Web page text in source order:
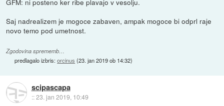
Saj nadrealizem je mogoce zabaven, ampak mogoce bi odprl raje
novo temo pod umetnost.
Zgodovina sprememb…
predlagalo izbris:orcinus (23. jan 2019 ob 14:32)
scipascapa
::23. jan 2019, 10:49